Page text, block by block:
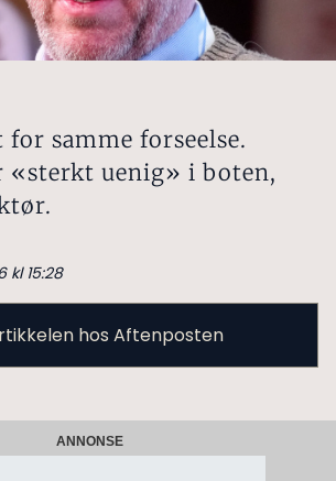
for samme forseelse.
«sterkt uenig» i boten,
kl 15:28
hos Aftenposten
ANNONSE